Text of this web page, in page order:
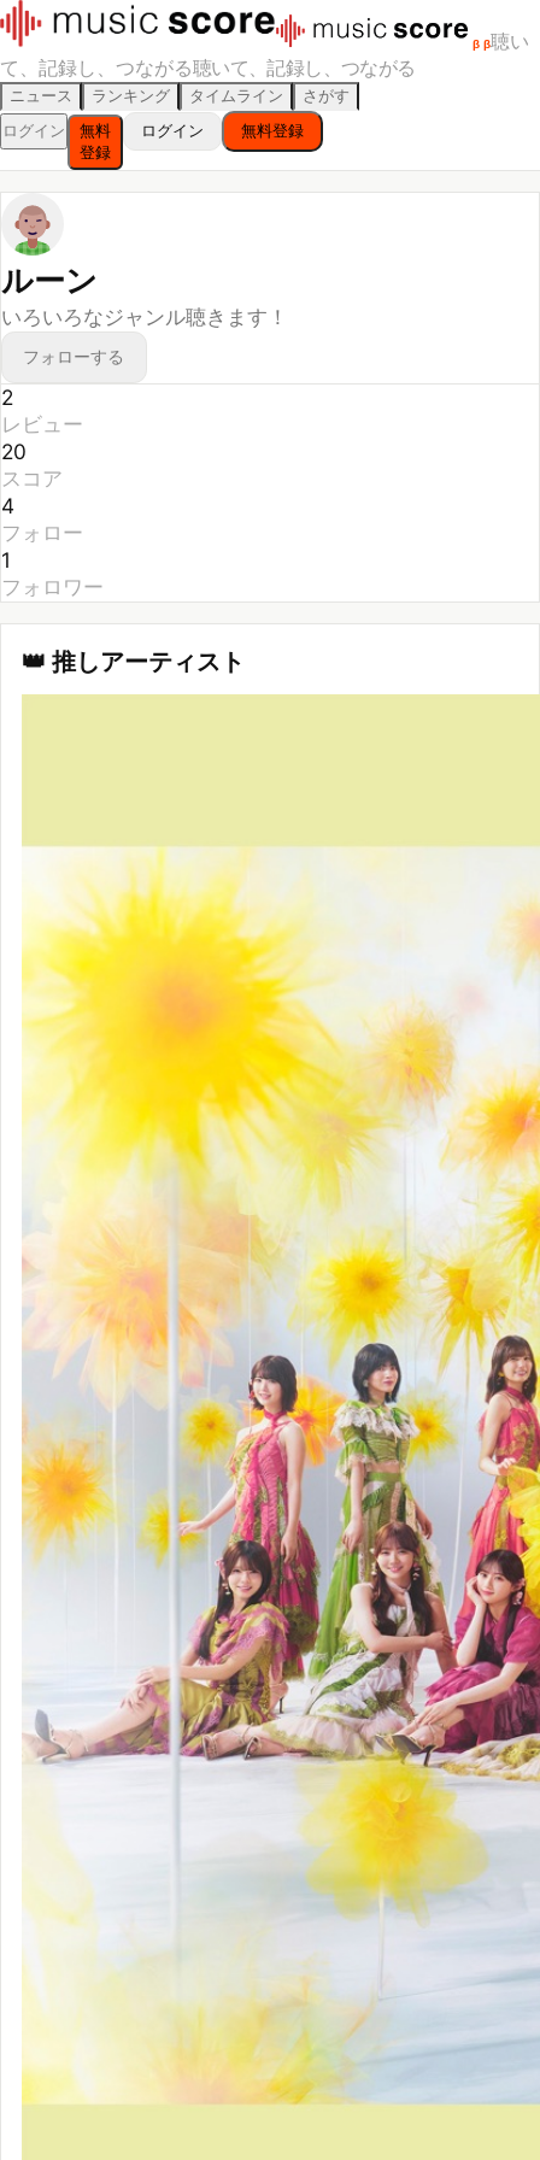
β β聴い
て、記録し、つながる聴いて、記録し、つながる
ニュース ランキング タイムライン
さがす
ログイン
無料
登録
ログイン 無料登録
ルーン
いろいろなジャンル聴きます！
フォローする
レビュー
20
スコア
4
フォロー
1
フォロワー